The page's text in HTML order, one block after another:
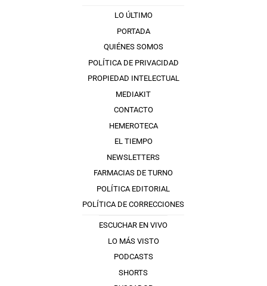
LO ÚLTIMO
PORTADA
QUIÉNES SOMOS
POLÍTICA DE PRIVACIDAD
PROPIEDAD INTELECTUAL
MEDIAKIT
CONTACTO
HEMEROTECA
EL TIEMPO
NEWSLETTERS
FARMACIAS DE TURNO
POLÍTICA EDITORIAL
POLÍTICA DE CORRECCIONES
ESCUCHAR EN VIVO
LO MÁS VISTO
PODCASTS
SHORTS